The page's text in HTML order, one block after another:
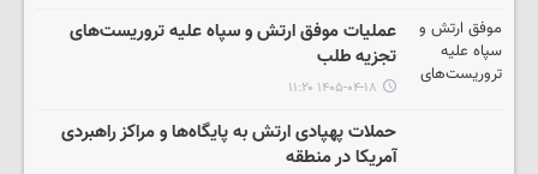
عملیات موفق ارتش و سپاه علیه تروریست‌های
تجزیه طلب
۱۴۰۵-۰۴-۱۸ ۱۱:۲۰
حملات پهپادی ارتش به پایگاه‌ها و مراکز راهبردی
آمریکا در منطقه